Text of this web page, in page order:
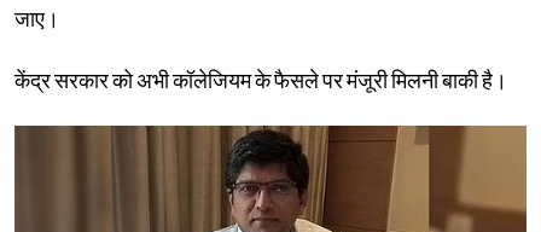
जाए।
केंद्र सरकार को अभी कॉलेजियम के फैसले पर मंजूरी मिलनी बाकी है।